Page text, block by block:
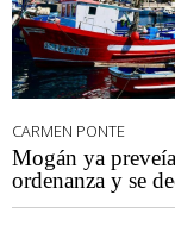
CARMEN PONTE
Mogán ya
ordenanza y se